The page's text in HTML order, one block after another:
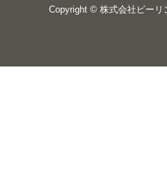
Copyright © 株式会社ビーリ